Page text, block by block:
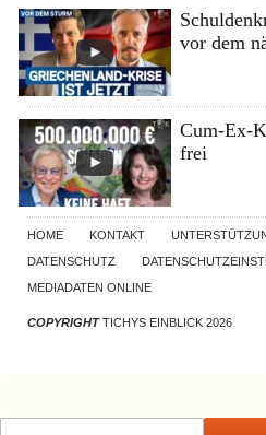
vor dem
Cum-Ex-
frei
HOME KONTAKT
DATENSCHUTZ
MEDIADATEN ONLINE
COPYRIGHTTICHYS EINBLICK 2026